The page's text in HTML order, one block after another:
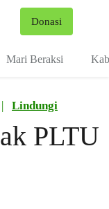
Donasi
Mari Beraksi
| Lindungi
PLTU